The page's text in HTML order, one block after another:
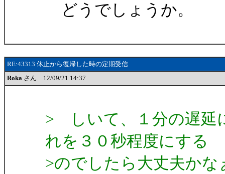
どうでしょうか。
RE:43313 休止から復帰した時の定期受信
Roka さん 12/09/21 14:37
> しいて、１分の遅延
れを３０秒程度にする
>のでしたら大丈夫か